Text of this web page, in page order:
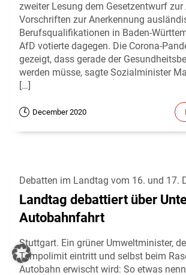
zweiter Lesung dem Gesetzentwurf zur
Vorschriften zur Anerkennung
Berufsqualifikationen in Baden-
AfD votierte dagegen. Die Corona-
gezeigt, dass gerade der
werden müsse, sagte Sozialminister
[…]
December 2020
Debatten im Landtag vom 16. und 17.
Landtag debattiert über
Autobahnfahrt
Stuttgart. Ein grüner Umweltminister,
Tempolimit eintritt und selbst beim
Autobahn erwischt wird: So etwas